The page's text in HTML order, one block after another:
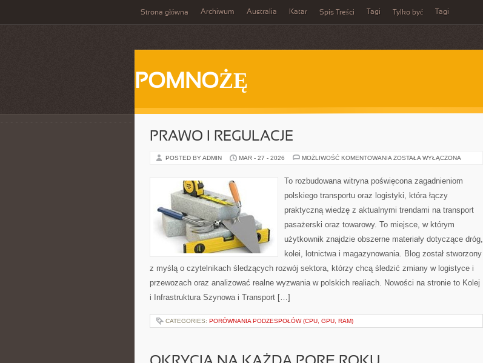
Strona główna Archiwum Australia Katar Spis Treści Tagi Tylko być Tagi
POMNOŻĘ
PRAWO I REGULACJE
POSTED BY ADMIN MAR - 27 - 2026 MOŻLIWOŚĆ KOMENTOWANIA PRAWO
ZOSTAŁA WYŁĄCZONA
To rozbudowana witryna poświęcona zagadnieniom
polskiego transportu oraz logistyki, która łączy
praktyczną wiedzę z aktualnymi trendami na transport
pasażerski oraz towarowy. To miejsce, w którym
użytkownik znajdzie obszerne materiały dotyczące dróg,
kolei, lotnictwa i magazynowania. Blog został stworzony
z myślą o czytelnikach śledzących rozwój sektora, którzy chcą śledzić zmiany w logistyce i
przewozach oraz analizować realne wyzwania w polskich realiach. Nowości na stronie to Kolej
i Infrastruktura Szynowa i Transport […]
CATEGORIES: PORÓWNANIA PODZESPOŁÓW (CPU, GPU, RAM)